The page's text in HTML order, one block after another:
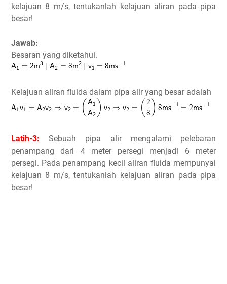
kelajuan 8 m/s, tentukanlah kelajuan aliran pada pipa
besar!
Jawab:
Besaran yang diketahui.
Kelajuan aliran fluida dalam pipa alir yang besar adalah
Latih-3: Sebuah pipa alir mengalami pelebaran
penampang dari 4 meter persegi menjadi 6 meter
persegi. Pada penampang kecil aliran fluida mempunyai
kelajuan 8 m/s, tentukanlah kelajuan aliran pada pipa
besar!